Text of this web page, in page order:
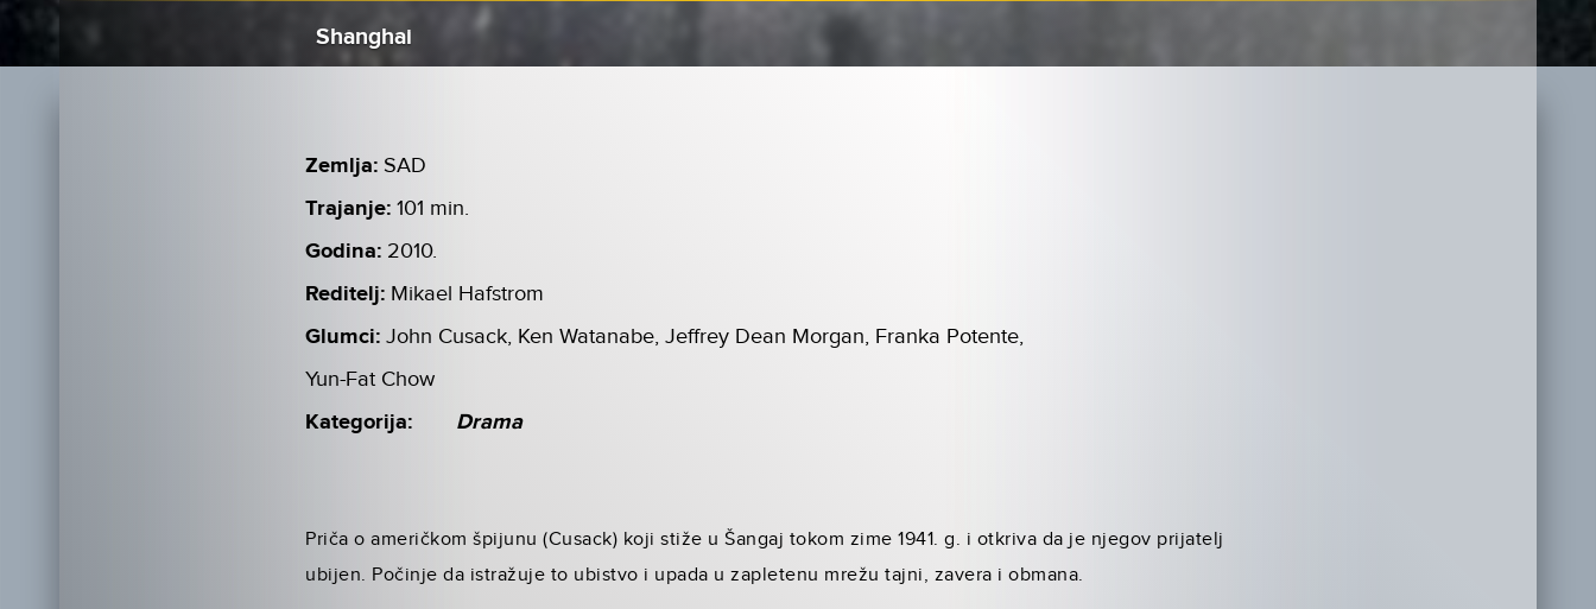
Shanghai
Zemlja: SAD
Trajanje: 101 min.
Godina: 2010.
Reditelj: Mikael Hafstrom
Glumci: John Cusack, Ken Watanabe, Jeffrey Dean Morgan, Franka Potente,
Yun-Fat Chow
Kategorija: Drama
Priča o američkom špijunu (Cusack) koji stiže u Šangaj tokom zime 1941. g. i otkriva da je njegov prijatelj
ubijen. Počinje da istražuje to ubistvo i upada u zapletenu mrežu tajni, zavera i obmana.